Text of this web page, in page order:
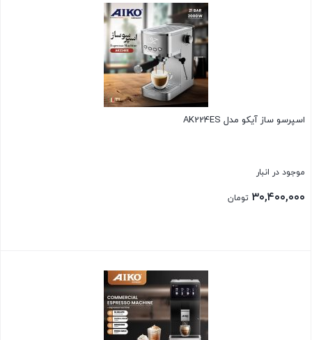
اسپرسو ساز آیکو مدل AK224ES
موجود در انبار
۳۰,۴۰۰,۰۰۰ تومان